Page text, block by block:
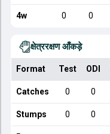
4w 0 0
क्षेत्ररक्षण आँकड़े
Format Test ODI
Catches 0 0
Stumps 0 0